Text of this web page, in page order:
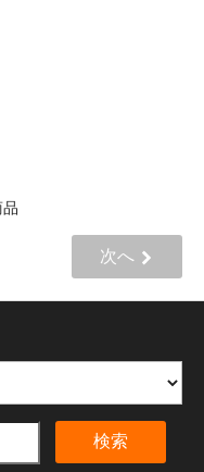
次へ
検索